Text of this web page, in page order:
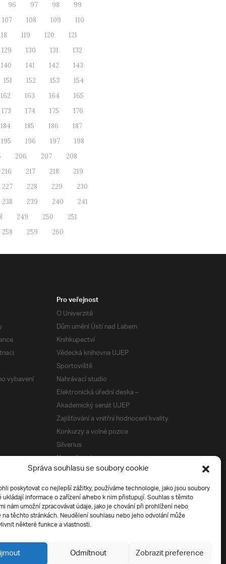
Správa souhlasu se soubory cookie
poskytovat co nejlepší zážitky, používáme technologie, jako jsou soubory
informace o zařízení a/nebo k nim přistupují. Souhlas s těmito
nám umožní zpracovávat údaje, jako je chování při prohlížení nebo
těchto stránkách. Neudělení souhlasu nebo jeho odvolání může
některé funkce a vlastnosti.
Odmítnout Zobrazit preference
96
97 98
99
107
108 109
110
119 120
121
129
130 131
132
140
141 142
143
151
152 153
154
162
163 164
165
173
174 175
176
184
185 186
187
195
196 197
198
206 207
208
216
217 218
219
227
228 229
230
238
239 240
241
249 250
251
258
259 260
vybavení
Pro veřejnost
O Univerzitě
Dům umění Ústí nad Labem
Knihkupectví
Vědecká knihovna UJEP
Sportoviště
Nahrávací studio
Elektronická úřední deska –
Akademický senát UJEP
Zajišťování a vnitřní hodnocení kvality
Konkurzy a volné pozice
Silverius
Napsali o nás
Tiskové zprávy